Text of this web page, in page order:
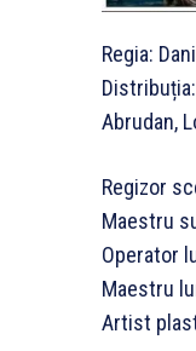
Regia:
Abrudan,
Regizor
Maestru
Operator
Maestru
Artist